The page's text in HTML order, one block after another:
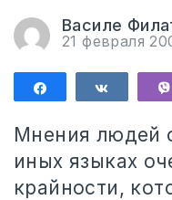
Василе
21 февраля
Поделиться
Мнения людей
иных языках
крайности,